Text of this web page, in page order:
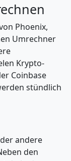
Phoenix,
Umrechner
Krypto-
Coinbase
stündlich
andere
den